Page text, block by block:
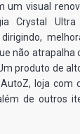
um visual
Crystal
não atrapalha
produto de
loja com
de outros